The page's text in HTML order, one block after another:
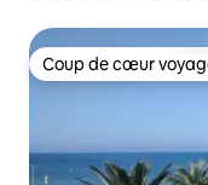
Coup de cœur
Coup de cœur